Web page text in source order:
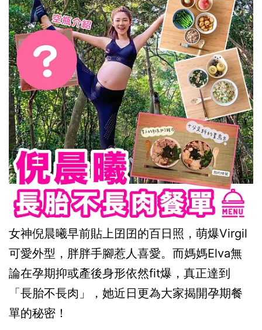
女神倪晨曦早前貼上囝囝的百日照，萌爆Virgil
可愛外型，胖胖手腳惹人喜愛。而媽媽Elva無
論在孕期抑或產後身形依然fit爆，真正達到
「長胎不長肉」，她近日更為大家揭開孕期餐
單的秘密！